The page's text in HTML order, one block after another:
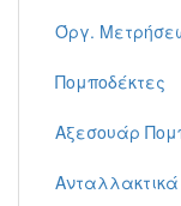
Όργ.
Πομποδέκτες
Αξεσουάρ